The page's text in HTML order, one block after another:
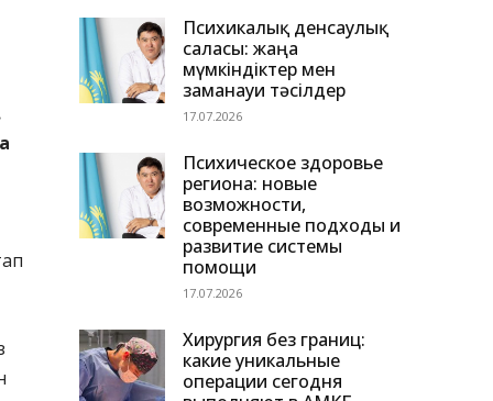
Психикалық денсаулық
саласы: жаңа
мүмкіндіктер мен
заманауи тәсілдер
17.07.2026
Психическое здоровье
региона: новые
возможности,
современные подходы и
развитие системы
помощи
17.07.2026
Хирургия без границ:
какие уникальные
операции сегодня